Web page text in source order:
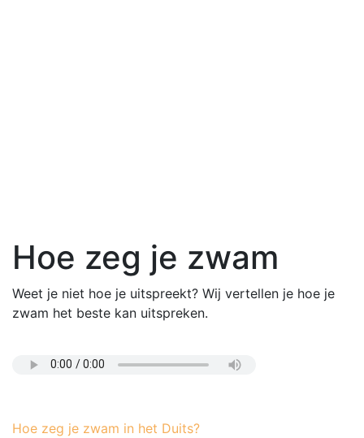
Hoe zeg je zwam
Weet je niet hoe je uitspreekt? Wij vertellen je hoe je
zwam het beste kan uitspreken.
Hoe zeg je zwam in het Duits?